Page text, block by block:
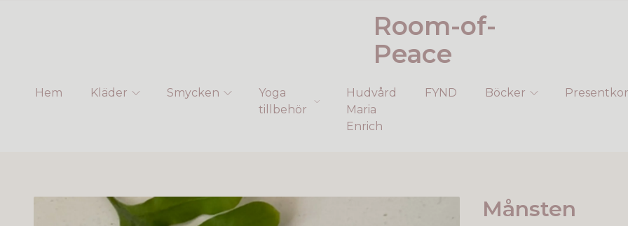
Room-of-
Peace
Hem Kläder Smycken
Yoga
tillbehör
Hudvård
Maria
Enrich
FYND Böcker
Månsten